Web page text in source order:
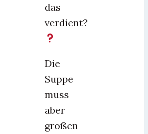
das
verdient?
Die
Suppe
muss
aber
großen